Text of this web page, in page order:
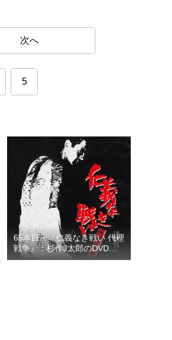
次へ
5
65本目・『仁義なき戦い 代理
戦争』：杉作J太郎のDVDレ
ンタル屋の棚に残したい100